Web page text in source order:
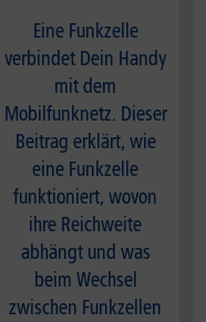
Eine Funkzelle
verbindet Dein Handy
mit dem
Mobilfunknetz. Dieser
Beitrag erklärt, wie
eine Funkzelle
funktioniert, wovon
ihre Reichweite
abhängt und was
beim Wechsel
zwischen Funkzellen